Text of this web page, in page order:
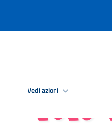
Vedi azioni